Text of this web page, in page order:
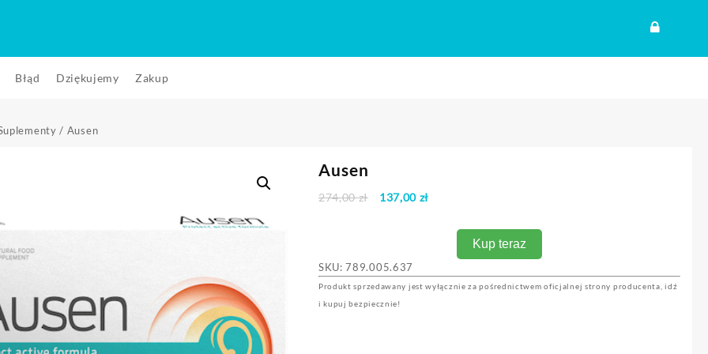
Błąd Dziękujemy Zakup
/ Ausen
Ausen
274,00zł
Pierwotna
137,00 zł
wynosi:
137,00 zł.Kup teraz
SKU:789.005.637
Produkt sprzedawany jest wyłącznie za pośrednictwem oficjalnej strony producenta, idź
i kupuj bezpiecznie!